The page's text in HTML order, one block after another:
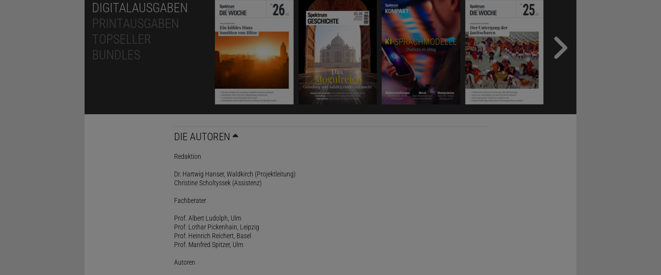
DIGITALAUSGABEN
PRINTAUSGABEN
TOPSELLER
BUNDLES
DIE AUTOREN
Redaktion
Dr. Hartwig Hanser, Waldkirch (Projektleitung)
Christine Scholtyssek (Assistenz)
Fachberater
Prof. Albert Ludolph, Ulm
Prof. Lothar Pickenhain, Leipzig
Prof. Heinrich Reichert, Basel
Prof. Manfred Spitzer, Ulm
Autoren